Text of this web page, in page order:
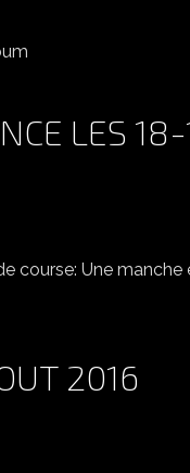
LES
SLALOM DU LUC
course: Une
2016